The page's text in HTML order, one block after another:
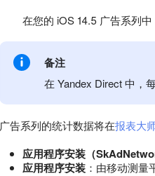
在您的 iOS 14.5 广告系列
备注
在 Yandex Direct 中，
广告系列的统计数据将在报表大
应用程序安装（
应用程序安装 ：由移动测量